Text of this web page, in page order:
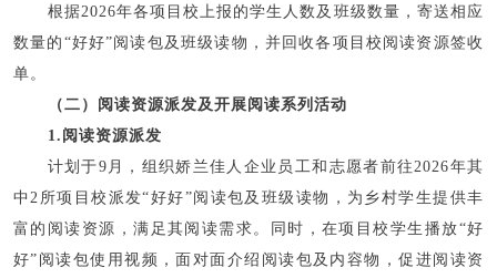
根据2026年各项目校上报的学生人数及班级数量，寄送相应
数量的“好好”阅读包及班级读物，并回收各项目校阅读资源签收
单。
（二）阅读资源派发及开展阅读系列活动
1.阅读资源派发
计划于9月，组织娇兰佳人企业员工和志愿者前往2026年其
中2所项目校派发“好好”阅读包及班级读物，为乡村学生提供丰
富的阅读资源，满足其阅读需求。同时，在项目校学生播放“好
好”阅读包使用视频，面对面介绍阅读包及内容物，促进阅读资